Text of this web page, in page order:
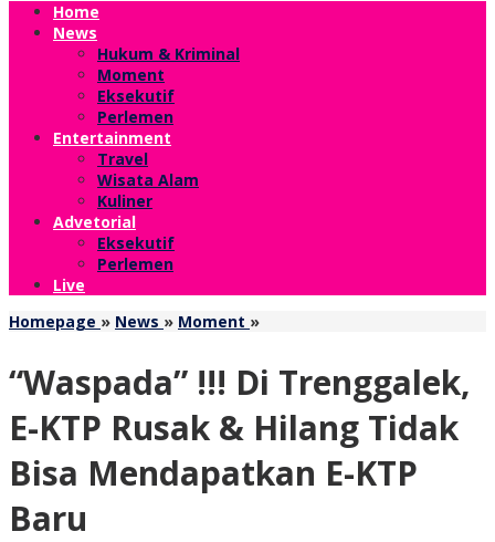
Home
News
Hukum & Kriminal
Moment
Eksekutif
Perlemen
Entertainment
Travel
Wisata Alam
Kuliner
Advetorial
Eksekutif
Perlemen
Live
Homepage » News » Moment »"Waspada"
Trenggalek,
KTP
Rusak
&
Hilang
“Waspada” !!! Di Trenggalek,
E-KTP Rusak & Hilang Tidak
Bisa Mendapatkan E-KTP
Baru